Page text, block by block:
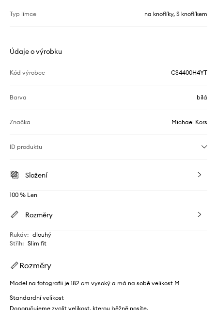
Typ límce na knoflíky, S knoflíkem
Údaje o výrobku
Kód výrobce CS4400H4YT
Barva bílá
Značka Michael Kors
ID produktu
Složení
100 % Len
Rozměry
Rukáv: dlouhý
Střih: Slim fit
Rozměry
Model na fotografii je 182 cm vysoký a má na sobě velikost M
Standardní velikost
Doporučujeme zvolit velikost, kterou běžně nosíte.